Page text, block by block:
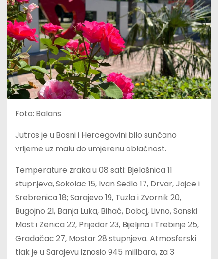
Foto: Balans
Jutros je u Bosni i Hercegovini bilo sunčano
vrijeme uz malu do umjerenu oblačnost.
Temperature zraka u 08 sati: Bjelašnica 11
stupnjeva, Sokolac 15, Ivan Sedlo 17, Drvar, Jajce i
Srebrenica 18; Sarajevo 19, Tuzla i Zvornik 20,
Bugojno 21, Banja Luka, Bihać, Doboj, Livno, Sanski
Most i Zenica 22, Prijedor 23, Bijeljina i Trebinje 25,
Gradačac 27, Mostar 28 stupnjeva. Atmosferski
tlak je u Sarajevu iznosio 945 milibara, za 3